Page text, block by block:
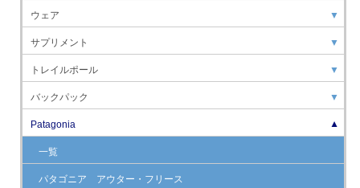
ウェア ▼
サプリメント ▼
トレイルポール ▼
バックパック ▼
Patagonia ▼
一覧
パタゴニア アウター・フリース